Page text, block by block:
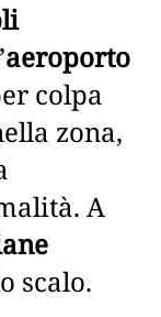
aeroporto
colpa
zona,
A
scalo.